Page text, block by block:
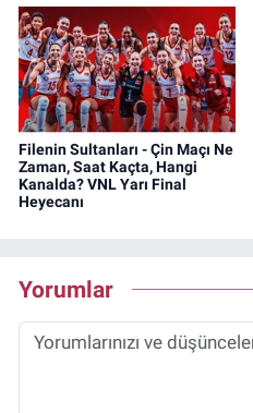
Filenin Sultanları - Çin Maçı Ne
Zaman, Saat Kaçta, Hangi
Kanalda? VNL Yarı Final
Heyecanı
Yorumlar